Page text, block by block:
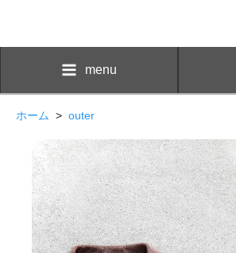
menu
ホーム > outer